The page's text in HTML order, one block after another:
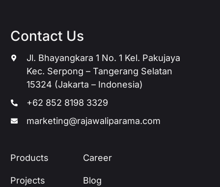
Contact Us
Jl. Bhayangkara 1 No. 1 Kel. Pakujaya
Kec. Serpong – Tangerang Selatan
15324 (Jakarta – Indonesia)
+62 852 8198 3329
marketing@rajawaliparama.com
Products
Projects
Career
Blog